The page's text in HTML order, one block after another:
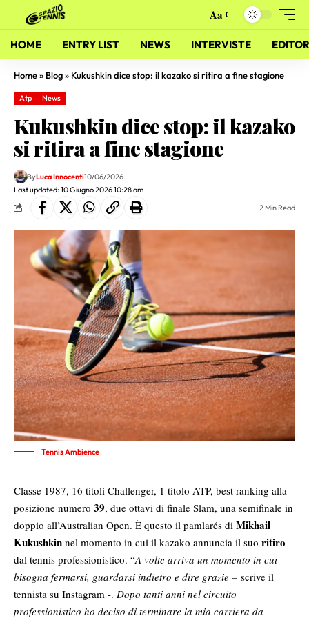
Aa
HOME ENTRY LIST NEWS INTERVISTE
Home» Blog» Kukushkin dice stop: il kazako si ritira a fine stagione
Atp News
Kukushkin dice stop: il kazako
si ritira a fine stagione
Last updated: 10 Giugno 2026 10:28 am
ByLuca Innocenti10/06/2026
2 Min Read
Tennis Ambience
Classe 1987, 16 titoli Challenger, 1 titolo ATP, best ranking alla
posizione numero 39, due ottavi di finale Slam, una semifinale in
doppio all’Australian Open. È questo il pamlarés di Mikhail
Kukushkin nel momento in cui il kazako annuncia il suo ritiro
dal tennis professionistico. “A volte arriva un momento in cui
bisogna fermarsi, guardarsi indietro e dire grazie – scrive il
tennista su Instagram -. Dopo tanti anni nel circuito
professionistico ho deciso di terminare la mia carriera da